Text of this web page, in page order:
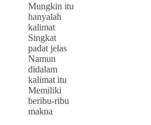
Mungkin itu
hanyalah
kalimat
Singkat
padat jelas
Namun
didalam
kalimat itu
Memiliki
beribu-ribu
makna